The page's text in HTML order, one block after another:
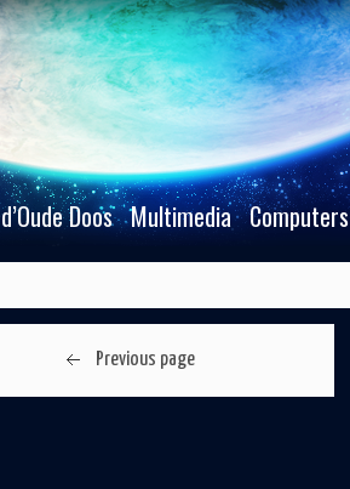
d’Oude Doos Multimedia Computers
Previous page